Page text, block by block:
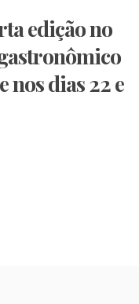
edição no
nos dias 22 e